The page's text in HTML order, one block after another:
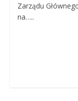
Zarządu
na…..